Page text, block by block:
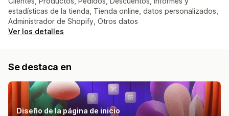
estadísticas de la tienda, Tienda online, datos personalizados,
Administrador de Shopify, Otros datos
Ver los detalles
Se destaca en
Diseño de la página de inicio